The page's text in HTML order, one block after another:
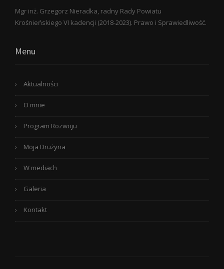
Mgr inż. Grzegorz Nieradka, radny Rady Powiatu
Krośnieńskiego VI kadencji (2018-2023). Prawo i Sprawiedliwość.
Menu
Aktualności
O mnie
Program Rozwoju
Moja Drużyna
W mediach
Galeria
Kontakt